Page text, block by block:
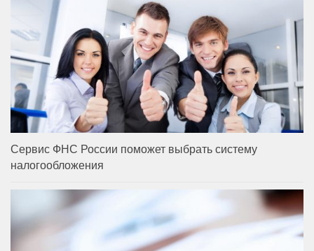
Сервис ФНС России поможет выбрать систему
налогообложения